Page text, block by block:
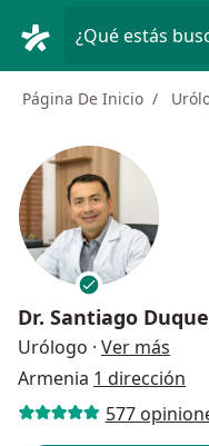
¿Qué estás
Página De Inicio
Dr. Santiago
Urólogo · Ver más
Armenia 1 dirección
577